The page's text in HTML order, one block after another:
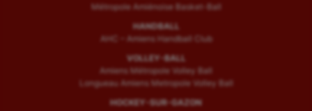
Métropole Amiénoise Basket-Ball
HANDBALL
AHC – Amiens Handball Club
VOLLEY-BALL
Amiens Métropole Volley Ball
Longueau Amiens Metropole Volley Ball
HOCKEY-SUR-GAZON